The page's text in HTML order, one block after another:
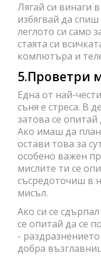
Лягай си винаги
избягвай да
леглото си само
стаята си
компютъра и
5.Проветри
Една от най-
съня е стреса. В
затова се
Ако имаш да
остави това за
особено важен
мислите ти се
съсредоточиш в
мисъл.
Ако си се
се опитай да се
-
добра